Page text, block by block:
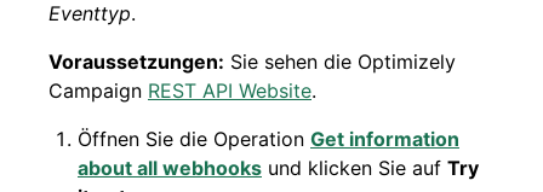
Eventtyp.
Voraussetzungen: Sie sehen die Optimizely
Campaign REST API Website.
Öffnen Sie die Operation Get information
about all webhooks und klicken Sie auf Try